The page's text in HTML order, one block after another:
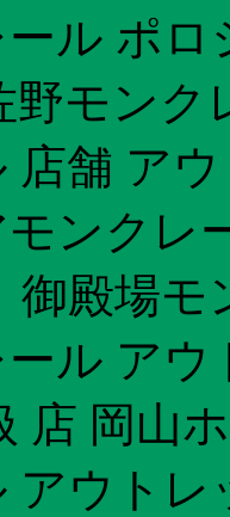
ール ポ
野モンク
店舗 ア
ンクレ
御殿場モ
ール ア
店 岡山
アウト